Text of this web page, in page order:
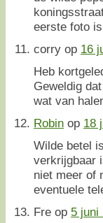
eerste foto
corry op 16
Heb
Geweldig
wat van
Robin op 18
Wilde betel
verkrijgbaar
niet meer of
eventuele
Fre op 5 juni